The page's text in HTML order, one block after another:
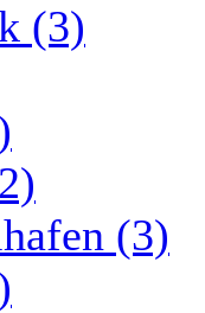
(3)
(3)